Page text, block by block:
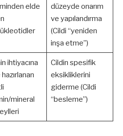
elde
düzeyde onarım
ve yapılandırma
(Cildi “yeniden
inşa etme”)
ihtiyacına
mineral
Cildin spesifik
eksikliklerini
giderme (Cildi
“besleme”)